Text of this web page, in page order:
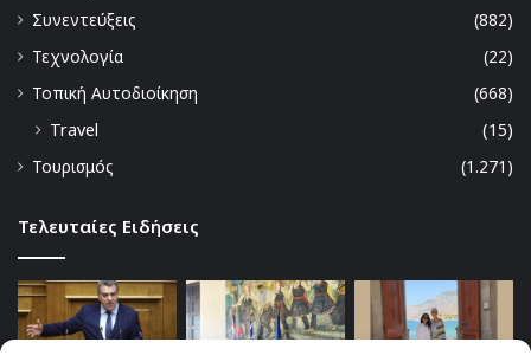
Συνεντεύξεις
(882)
Τεχνολογία
(22)
Τοπική Αυτοδιοίκηση
(668)
Travel
(15)
Τουρισμός
(1.271)
Τελευταίες Ειδήσεις